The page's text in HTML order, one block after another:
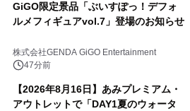
GiGO限定景品「ぶいすぽっ！デフォ
ルメフィギュアvol.7」登場のお知らせ
株式会社GENDA GiGO Entertainment
47分前
【2026年8月16日】あみプレミアム・
アウトレットで「DAY1夏のウォータ